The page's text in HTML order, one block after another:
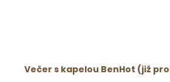
Večer s kapelou BenHot (již